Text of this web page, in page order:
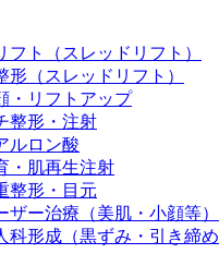
フト（スレッドリフト）
形（スレッドリフト）
・リフトアップ
整形・注射
ルロン酸
・肌再生注射
整形・目元
ザー治療（美肌・小顔等）
科形成（黒ずみ・引き締め